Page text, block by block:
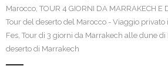
Marocco, TOUR 4 GIORNI DA MARRAKECH E
Tour del deserto del Marocco - Viaggio privato
Fes, Tour di 3 giorni da Marrakech alle dune di
deserto di Marrakech